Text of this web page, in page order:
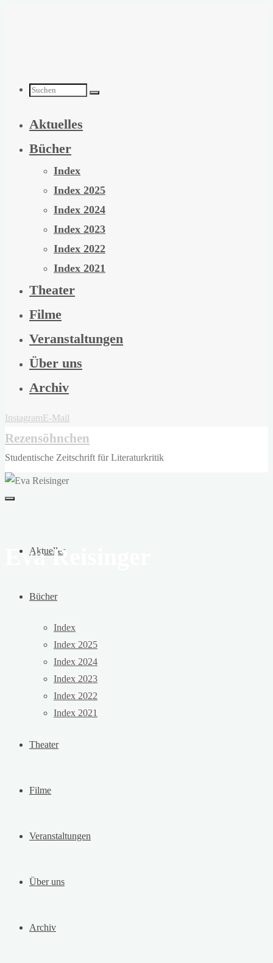
Suchen
nach:
Aktuelles
Bücher
Index
Index 2025
Index 2024
Index 2023
Index 2022
Index 2021
Theater
Filme
Veranstaltungen
Über uns
Archiv
InstagramE-Mail
Rezensöhnchen
Studentische Zeitschrift für Literaturkritik
Aktuelles
Bücher
Index
Index 2025
Index 2024
Index 2023
Index 2022
Index 2021
Theater
Filme
Veranstaltungen
Über uns
Archiv
Eva Reisinger